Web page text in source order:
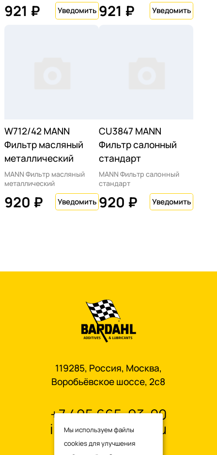
921 ₽ 921 ₽
W712/42 MANN
Фильтр масляный
металлический
MANN Фильтр масляный
металлический
920 ₽
CU3847 MANN
Фильтр салонный
стандарт
MANN Фильтр салонный
стандарт
920 ₽
119285, Россия, Москва,
Воробьёвское шоссе, 2с8
+7 495 665-93-00
info@oilbardahl.ru
Мы используем файлы
cookies для улучшения